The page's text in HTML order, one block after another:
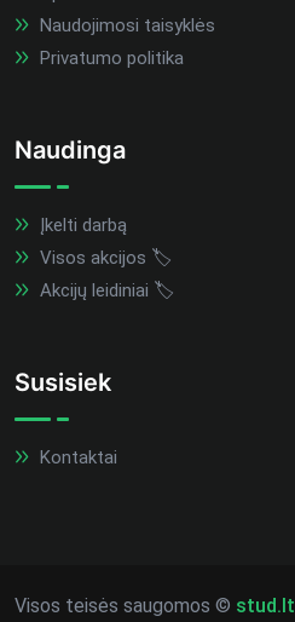
Naudojimosi taisyklės
Privatumo politika
Naudinga
Įkelti darbą
Visos akcijos 🏷️
Akcijų leidiniai 🏷️
Susisiek
Kontaktai
Visos teisės saugomos © stud.lt